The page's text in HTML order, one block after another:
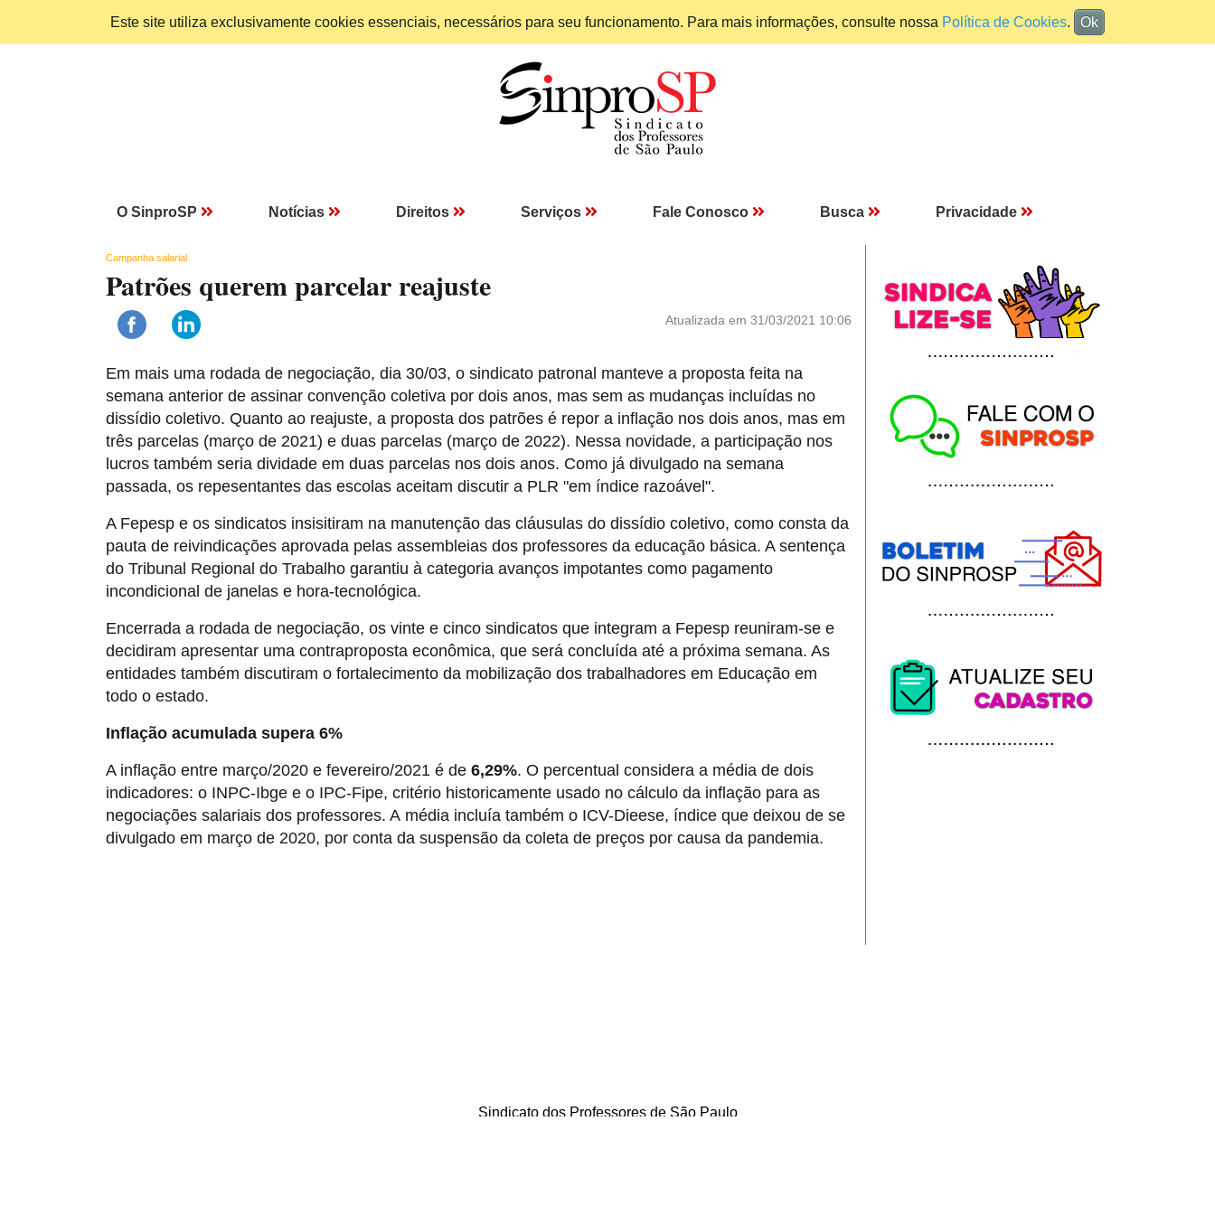
Este site utiliza exclusivamente cookies essenciais, necessários para seu funcionamento. Para mais informações, consulte nossa Política de Cookies. Ok
O SinproSP Notícias Direitos Serviços Fale Conosco Busca Privacidade
Campanha salarial
Patrões querem parcelar reajuste
Atualizada em 31/03/2021 10:06
Em mais uma rodada de negociação, dia 30/03, o sindicato patronal manteve a proposta feita na
semana anterior de assinar convenção coletiva por dois anos, mas sem as mudanças incluídas no
dissídio coletivo. Quanto ao reajuste, a proposta dos patrões é repor a inflação nos dois anos, mas em
três parcelas (março de 2021) e duas parcelas (março de 2022). Nessa novidade, a participação nos
lucros também seria dividade em duas parcelas nos dois anos. Como já divulgado na semana
passada, os repesentantes das escolas aceitam discutir a PLR "em índice razoável".
A Fepesp e os sindicatos insisitiram na manutenção das cláusulas do dissídio coletivo, como consta da
pauta de reivindicações aprovada pelas assembleias dos professores da educação básica. A sentença
do Tribunal Regional do Trabalho garantiu à categoria avanços impotantes como pagamento
incondicional de janelas e hora-tecnológica.
Encerrada a rodada de negociação, os vinte e cinco sindicatos que integram a Fepesp reuniram-se e
decidiram apresentar uma contraproposta econômica, que será concluída até a próxima semana. As
entidades também discutiram o fortalecimento da mobilização dos trabalhadores em Educação em
todo o estado.
Inflação acumulada supera 6%
A inflação entre março/2020 e fevereiro/2021 é de 6,29%. O percentual considera a média de dois
indicadores: o INPC-Ibge e o IPC-Fipe, critério historicamente usado no cálculo da inflação para as
negociações salariais dos professores. A média incluía também o ICV-Dieese, índice que deixou de se
divulgado em março de 2020, por conta da suspensão da coleta de preços por causa da pandemia.
Sindicato dos Professores de São Paulo